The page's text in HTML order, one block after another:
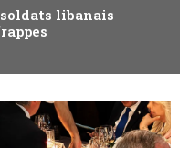
libanais